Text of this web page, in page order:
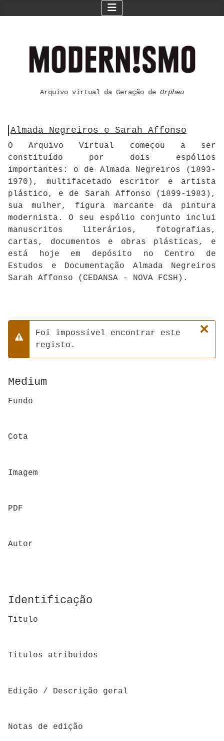
Arquivo virtual da Geração de Orpheu
Almada Negreiros e Sarah Affonso
O Arquivo Virtual começou a ser
constituído por dois espólios
importantes: o de Almada Negreiros (1893-
1970), multifacetado escritor e artista
plástico, e de Sarah Affonso (1899-1983),
sua mulher, figura marcante da pintura
modernista. O seu espólio conjunto inclui
manuscritos literários, fotografias,
cartas, documentos e obras plásticas, e
está hoje em depósito no Centro de
Estudos e Documentação Almada Negreiros
Sarah Affonso (CEDANSA - NOVA FCSH).
×
Advertência
Foi impossível encontrar este
registo.
Medium
Fundo
Cota
Imagem
PDF
Autor
Identificação
Titulo
Titulos atríbuidos
Edição / Descrição geral
Notas de edição